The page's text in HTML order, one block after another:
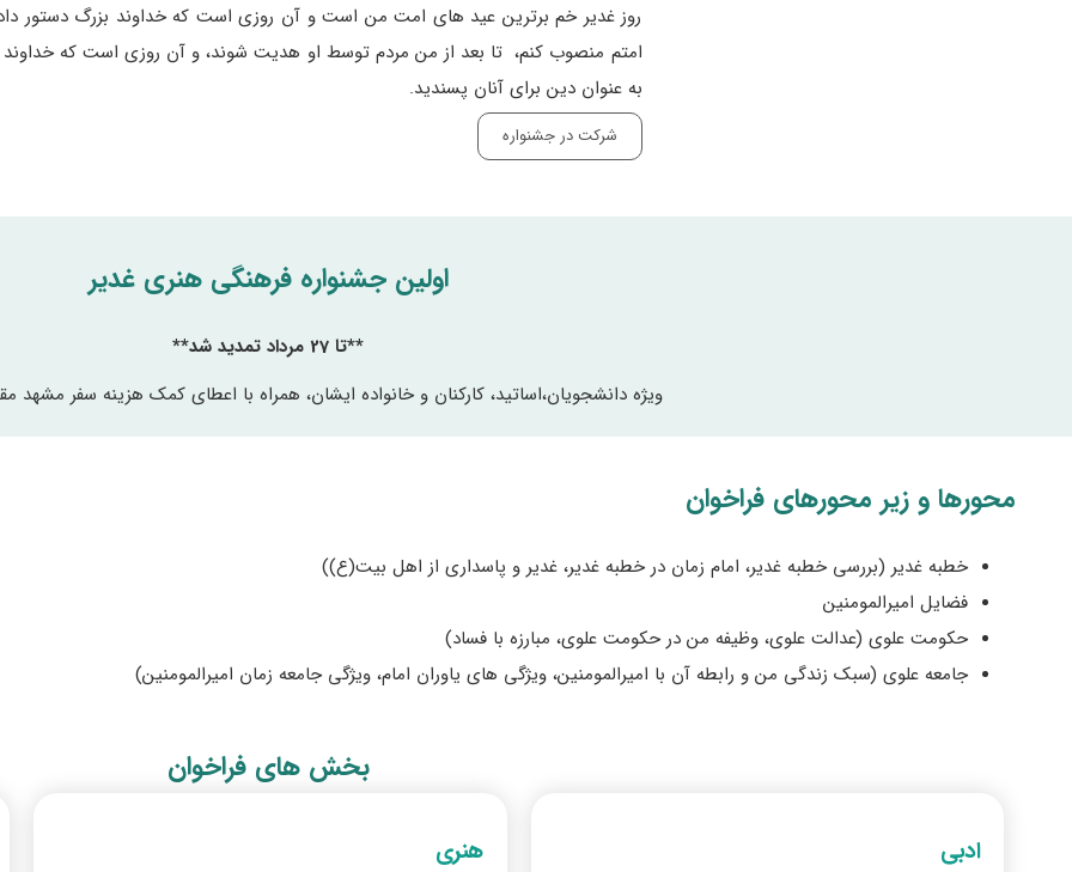
روز غدیر خم برترین عید هاى امت من است و آن روزى است که خداوند بزرگ دستور داد؛
امتم منصوب کنم، تا بعد از من مردم توسط او هدیت شوند، و آن روزى است که خداوند
به عنوان دین براى آنان پسندید.
شرکت در جشنواره
اولین جشنواره فرهنگی هنری غدیر
**تا 27 مرداد تمدید شد**
ویژه دانشجویان،اساتید، کارکنان و خانواده ایشان، همراه با اعطای کمک هزینه سفر مشهد
محورها و زیر محورهای فراخوان​
خطبه غدیر (بررسی خطبه غدیر، امام زمان در خطبه غدیر، غدیر و پاسداری از اهل بیت(ع))
فضایل امیرالمومنین
حکومت علوی (عدالت علوی، وظیفه من در حکومت علوی، مبارزه با فساد)
جامعه علوی (سبک زندگی من و رابطه آن با امیرالمومنین، ویژگی های یاوران امام، ویژگی جامعه زمان امیرالمومنین)
بخش های فراخوان
ادبی هنری